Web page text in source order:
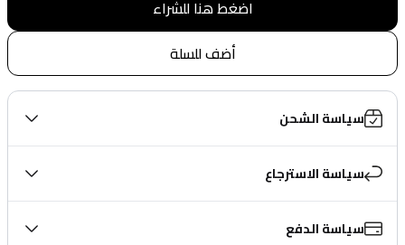
اضغط هنا للشراء
أضف للسلة
سياسة الشحن
سياسة الاسترجاع
سياسة الدفع